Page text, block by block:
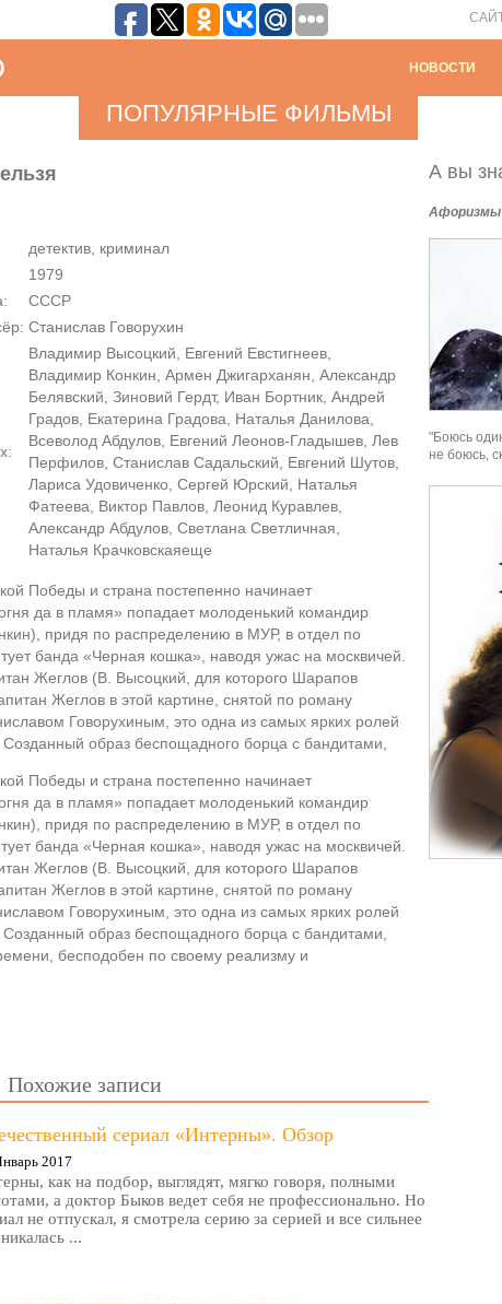
НОВОСТИ
ПОПУЛЯРНЫЕ ФИЛЬМЫ
детектив, криминал
1979
СССР
Станислав Говорухин
Владимир Высоцкий, Евгений Евстигнеев,
Владимир Конкин, Армен Джигарханян, Александр
Белявский, Зиновий Гердт, Иван Бортник, Андрей
Градов, Екатерина Градова, Наталья Данилова,
Всеволод Абдулов, Евгений Леонов-Гладышев, Лев
Перфилов, Станислав Садальский, Евгений Шутов,
Лариса Удовиченко, Сергей Юрский, Наталья
Фатеева, Виктор Павлов, Леонид Куравлев,
Александр Абдулов, Светлана Светличная,
Наталья Крачковскаяеще
Победы и страна постепенно начинает
да в пламя» попадает молоденький командир
придя по распределению в МУР, в отдел по
банда «Черная кошка», наводя ужас на москвичей.
Жеглов (В. Высоцкий, для которого Шарапов
Жеглов в этой картине, снятой по роману
Говорухиным, это одна из самых ярких ролей
образ беспощадного борца с бандитами,
Победы и страна постепенно начинает
да в пламя» попадает молоденький командир
придя по распределению в МУР, в отдел по
банда «Черная кошка», наводя ужас на москвичей.
Жеглов (В. Высоцкий, для которого Шарапов
Жеглов в этой картине, снятой по роману
Говорухиным, это одна из самых ярких ролей
образ беспощадного борца с бандитами,
бесподобен по своему реализму и
Похожие записи
сериал «Интерны». Обзор
2017
как на подбор, выглядят, мягко говоря, полными
а доктор Быков ведет себя не профессионально. Но
не отпускал, я смотрела серию за серией и все сильнее
...
А вы
"Боюсь
не боюсь,